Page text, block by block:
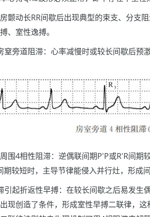
颤动长RR间歇后出现典型的束支、分支
、室性逸搏。
窒旁道阻滞：心率减慢时或较长间歇后预
围4相性阻滞：逆偶联间期P'P或R'R间期
期较短时，主导节律能侵入并行灶，形成
引起折返性早搏：在较长间歇之后易发生
现创造了条件，形成室性早搏二联律，